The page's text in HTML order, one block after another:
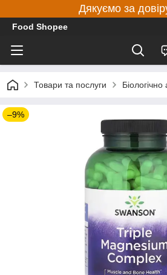
Дякуємо за
Food Shopee
Товари та послуги Біологічно
–9%